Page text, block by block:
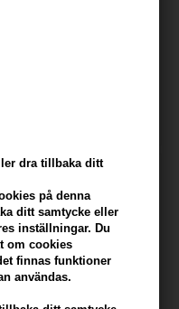
dra tillbaka ditt
på denna
ditt samtycke eller
inställningar. Du
om cookies
finnas funktioner
användas.
3,50 ml